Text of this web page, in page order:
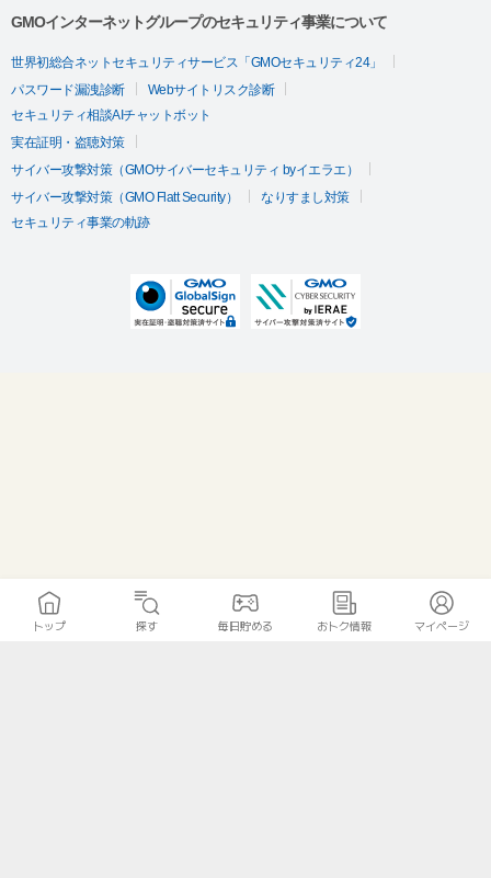
GMOインターネットグループのセキュリティ事業について
世界初総合ネットセキュリティサービス「GMOセキュリティ24」
パスワード漏洩診断
Webサイトリスク診断
セキュリティ相談AIチャットボット
実在証明・盗聴対策
サイバー攻撃対策（GMOサイバーセキュリティ byイエラエ）
サイバー攻撃対策（GMO Flatt Security）
なりすまし対策
セキュリティ事業の軌跡
トップ 探す 毎日貯める おトク情報 マイページ